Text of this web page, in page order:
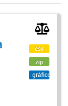
csv
zip
gráfico